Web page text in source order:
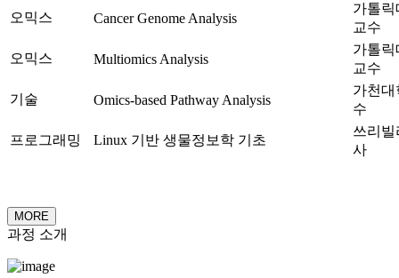
오믹스 Cancer Genome Analysis
가톨
교수
오믹스 Multiomics Analysis
가톨
교수
기술 Omics-based Pathway Analysis
가천대
수
프로그래밍 Linux 기반 생물정보학 기초
쓰리빌
사
MORE
과정 소개